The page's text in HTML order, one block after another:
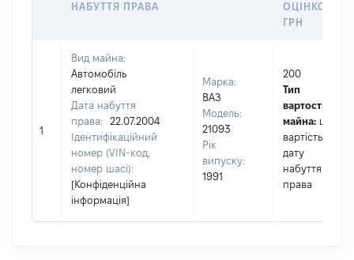
НАБУТТЯ ПРАВА
ОЦІНКОЮ,
ГРН
1
Вид майна:
Автомобіль
легковий
Дата набуття
права:
22.07.2004
Ідентифікаційний
номер (VIN-код,
номер шасі):
[Конфіденційна
інформація]
Марка:
ВАЗ
Модель:
21093
Рік
випуску:
1991
200
Тип
вартості
майна: це
вартість на
дату
набуття
права